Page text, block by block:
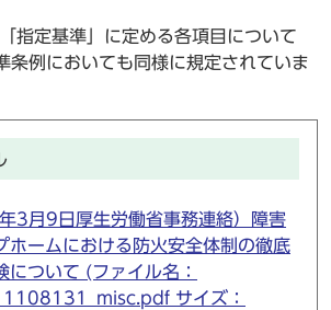
指定基準」に定める各項目について
条例においても同様に規定されていま
3月9日厚生労働省事務連絡）障害
ホームにおける防火安全体制の徹底
について (ファイル名：
サイズ：